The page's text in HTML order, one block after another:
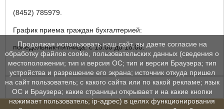
(8452) 785979.
График приема граждан бухгалтерией:
понедельник-пятница: с 15.00 до 18.00.
Продолжая использовать наш сайт, вы даете согласие на
обработку файлов cookie, пользовательских данных (сведения о
местоположении; тип и версия ОС; тип и версия Браузера; тип
устройства и разрешение его экрана; источник откуда пришел
на сайт пользователь; с какого сайта или по какой рекламе; язык
ОС и Браузера; какие страницы открывает и на какие кнопки
нажимает пользователь; ip-адрес) в целях функционирования